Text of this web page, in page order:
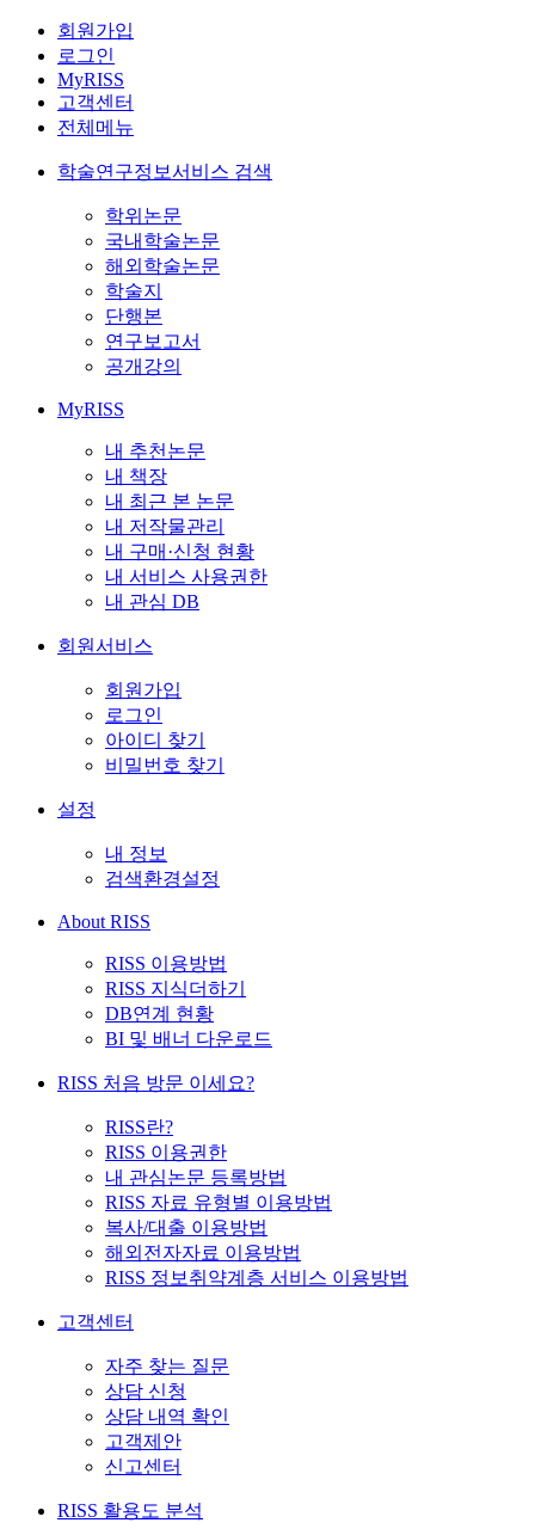
회원가입
로그인
MyRISS
고객센터
전체메뉴
학술연구정보서비스 검색
학위논문
국내학술논문
해외학술논문
학술지
단행본
연구보고서
공개강의
MyRISS
내 추천논문
내 책장
내 최근 본 논문
내 저작물관리
내 구매·신청 현황
내 서비스 사용권한
내 관심 DB
회원서비스
회원가입
로그인
아이디 찾기
비밀번호 찾기
설정
내 정보
검색환경설정
About RISS
RISS 이용방법
RISS 지식더하기
DB연계 현황
BI 및 배너 다운로드
RISS 처음 방문 이세요?
RISS란?
RISS 이용권한
내 관심논문 등록방법
RISS 자료 유형별 이용방법
복사/대출 이용방법
해외전자자료 이용방법
RISS 정보취약계층 서비스 이용방법
고객센터
자주 찾는 질문
상담 신청
상담 내역 확인
고객제안
신고센터
RISS 활용도 분석